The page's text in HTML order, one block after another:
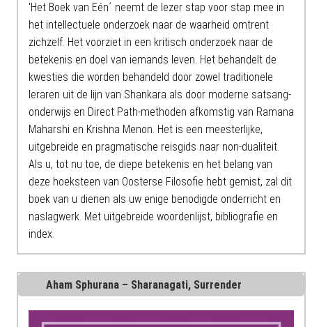
'Het Boek van Eén´ neemt de lezer stap voor stap mee in
het intellectuele onderzoek naar de waarheid omtrent
zichzelf. Het voorziet in een kritisch onderzoek naar de
betekenis en doel van iemands leven. Het behandelt de
kwesties die worden behandeld door zowel traditionele
leraren uit de lijn van Shankara als door moderne satsang-
onderwijs en Direct Path-methoden afkomstig van Ramana
Maharshi en Krishna Menon. Het is een meesterlijke,
uitgebreide en pragmatische reisgids naar non-dualiteit.
Als u, tot nu toe, de diepe betekenis en het belang van
deze hoeksteen van Oosterse Filosofie hebt gemist, zal dit
boek van u dienen als uw enige benodigde onderricht en
naslagwerk. Met uitgebreide woordenlijst, bibliografie en
index.
Aham Sphurana – Sharanagati, Surrender